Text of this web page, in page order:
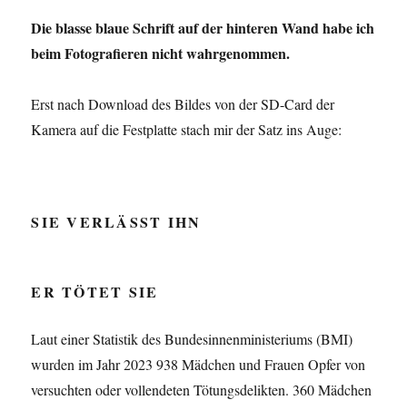
Die blasse blaue Schrift auf der hinteren Wand habe ich
beim Fotografieren nicht wahrgenommen.
Erst nach Download des Bildes von der SD-Card der
Kamera auf die Festplatte stach mir der Satz ins Auge:
SIE VERLÄSST IHN
ER TÖTET SIE
Laut einer Statistik des Bundesinnenministeriums (BMI)
wurden im Jahr 2023 938 Mädchen und Frauen Opfer von
versuchten oder vollendeten Tötungsdelikten. 360 Mädchen